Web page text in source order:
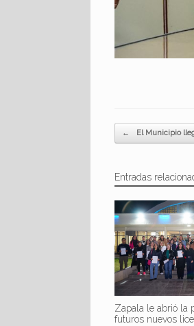
Navegador de
← El Municipio
Entradas
Zapala le abrió la
futuros nuevos